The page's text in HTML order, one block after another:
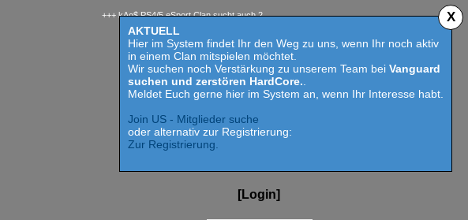
AKTUELL
Hier im System findet Ihr den Weg zu uns, wenn Ihr noch aktiv
in einem Clan mitspielen möchtet.
Wir suchen noch Verstärkung zu unserem Team bei Vanguard
suchen und zerstören HardCore.
Meldet Euch gerne hier im System an, wenn Ihr Interesse habt.
Join US - Mitglieder suche
oder alternativ zur Registrierung:
Zur Registrierung.
X
+++ kAo$ PS4/5 eSport Clan sucht auch 2023 Competition aktive Mitspieler für Call of Duty MW 2 -
[Login]